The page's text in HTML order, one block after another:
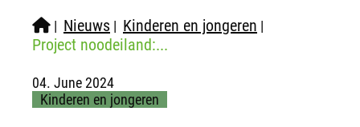
| Nieuws | Kinderen en jongeren |
Project noodeiland:...
04. June 2024
Kinderen en jongeren